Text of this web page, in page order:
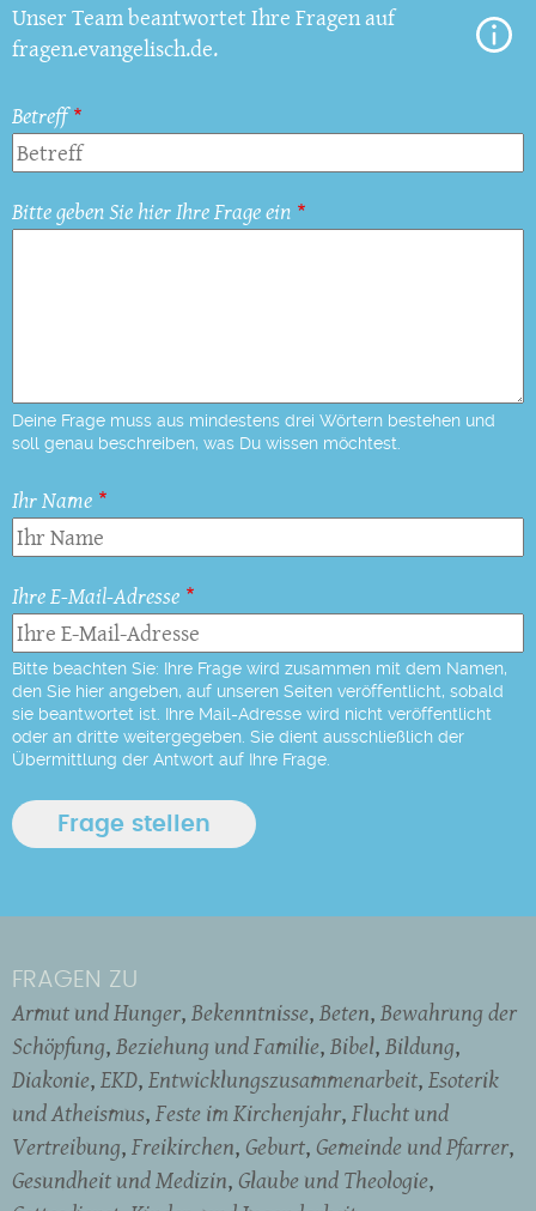
Unser Team beantwortet Ihre Fragen auf
fragen.evangelisch.de.
Betreff
Bitte geben Sie hier Ihre Frage ein
Deine Frage muss aus mindestens drei Wörtern bestehen und
soll genau beschreiben, was Du wissen möchtest.
Ihr Name
Ihre E-Mail-Adresse
Bitte beachten Sie: Ihre Frage wird zusammen mit dem Namen,
den Sie hier angeben, auf unseren Seiten veröffentlicht, sobald
sie beantwortet ist. Ihre Mail-Adresse wird nicht veröffentlicht
oder an dritte weitergegeben. Sie dient ausschließlich der
Übermittlung der Antwort auf Ihre Frage.
FRAGEN ZU
Armut und Hunger Bekenntnisse Beten Bewahrung der
Schöpfung Beziehung und Familie Bibel Bildung
Diakonie EKD Entwicklungszusammenarbeit Esoterik
und Atheismus Feste im Kirchenjahr Flucht und
Vertreibung Freikirchen Geburt Gemeinde und Pfarrer
Gesundheit und Medizin Glaube und Theologie